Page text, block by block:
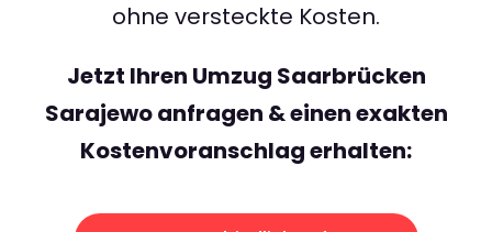
ohne versteckte Kosten.
Jetzt Ihren Umzug Saarbrücken
Sarajewo anfragen & einen exakten
Kostenvoranschlag erhalten: